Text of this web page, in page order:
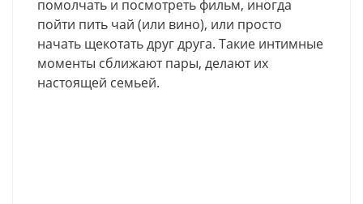
помолчать и посмотреть фильм, иногда
пойти пить чай (или вино), или просто
начать щекотать друг друга. Такие интимные
моменты сближают пары, делают их
настоящей семьей.